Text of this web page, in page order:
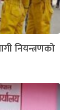
नियन्त्रणको